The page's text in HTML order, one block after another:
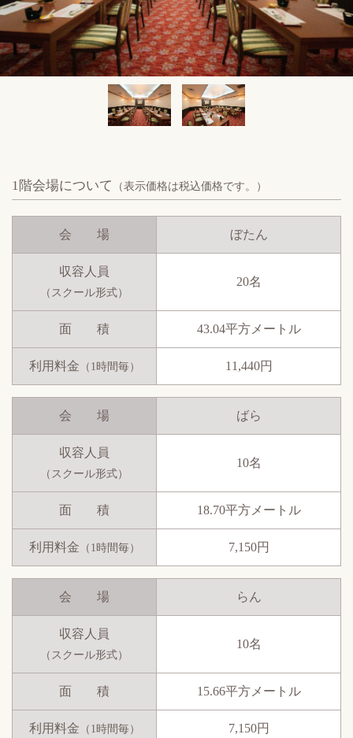
1階会場について （表示価格は税込価格です。）
会 場 ぼたん
収容人員
（スクール形式）
20名
面 積 43.04平方メートル
利用料金 （1時間毎） 11,440円
会 場 ばら
収容人員
（スクール形式）
10名
面 積 18.70平方メートル
利用料金 （1時間毎） 7,150円
会 場 らん
収容人員
（スクール形式）
10名
面 積 15.66平方メートル
利用料金 （1時間毎） 7,150円